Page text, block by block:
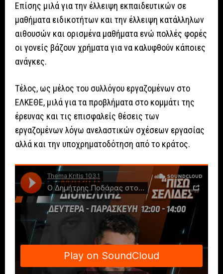
Επίσης μιλά για την έλλειψη εκπαιδευτικών σε
μαθήματα ειδικοτήτων και την έλλειψη κατάλληλων
αιθουσών και ορισμένα μαθήματα ενώ πολλές φορές
οι γονείς βάζουν χρήματα για να καλυφθούν κάποιες
ανάγκες.
Τέλος, ως μέλος του συλλόγου εργαζομένων στο
ΕΛΚΕΘΕ, μιλά για τα προβλήματα στο κομμάτι της
έρευνας και τις επισφαλείς θέσεις των
εργαζομένων λόγω ανελαστικών σχέσεων εργασίας
αλλά και την υποχρηματοδότηση από το κράτος.